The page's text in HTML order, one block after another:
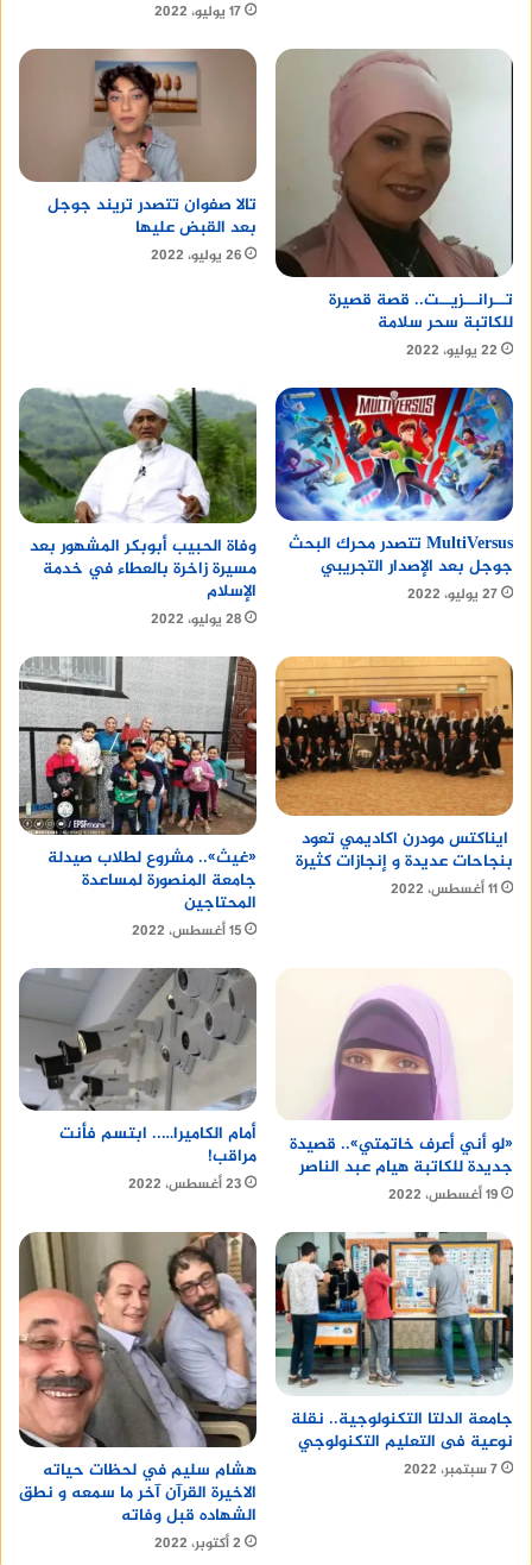
17 يوليو، 2022
تــرانــزيــت.. قصة قصيرة
للكاتبة سحر سلامة
22 يوليو، 2022
تالا صفوان تتصدر تريند جوجل
بعد القبض عليها
26 يوليو، 2022
MultiVersus تتصدر محرك البحث
جوجل بعد الإصدار التجريبي
27 يوليو، 2022
وفاة الحبيب أبوبكر المشهور بعد
مسيرة زاخرة بالعطاء في خدمة
الإسلام
28 يوليو، 2022
ايناكتس مودرن اكاديمي تعود
بنجاحات عديدة و إنجازات كثيرة
11 أغسطس، 2022
«غيث».. مشروع لطلاب صيدلة
جامعة المنصورة لمساعدة
المحتاجين
15 أغسطس، 2022
«لو أني أعرف خاتمتي».. قصيدة
جديدة للكاتبة هيام عبد الناصر
19 أغسطس، 2022
أمام الكاميرا….. ابتسم فأنت
مراقب!
23 أغسطس، 2022
جامعة الدلتا التكنولوجية.. نقلة
نوعية فى التعليم التكنولوجي
7 سبتمبر، 2022
هشام سليم في لحظات حياته
الاخيرة القرآن آخر ما سمعه و نطق
الشهاده قبل وفاته
2 أكتوبر، 2022